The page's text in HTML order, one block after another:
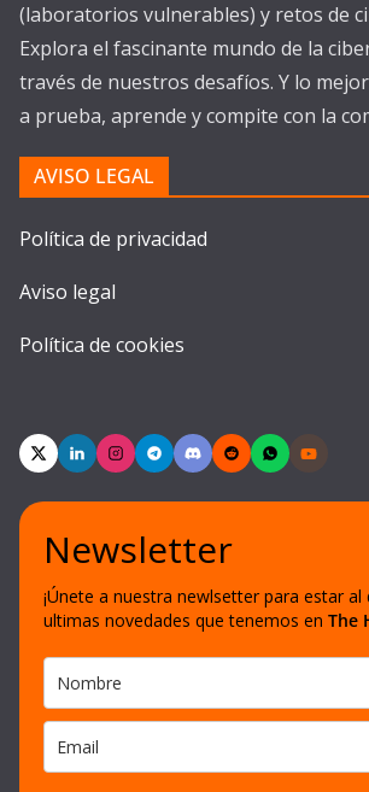
(laboratorios vulnerables) y retos de
Explora el fascinante mundo de la
través de nuestros desafíos. Y lo
a prueba, aprende y compite con la
AVISO LEGAL
Política de privacidad
Aviso legal
Política de cookies
Newsletter
¡Únete a nuestra newlsetter para estar al
ultimas novedades que tenemos en The